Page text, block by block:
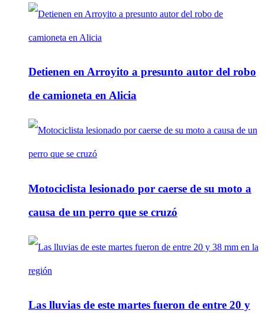
Detienen en Arroyito a presunto autor del robo
de camioneta en Alicia
Motociclista lesionado por caerse de su moto a
causa de un perro que se cruzó
Las lluvias de este martes fueron de entre 20 y